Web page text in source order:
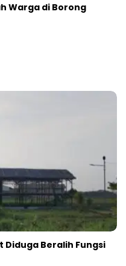
Warga di Borong
Diduga Beralih Fungsi